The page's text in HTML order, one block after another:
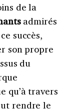
de la
admirés
succès,
son propre
du
qu’à travers
rendre le